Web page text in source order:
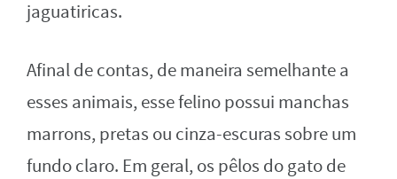
jaguatiricas.
Afinal de contas, de maneira semelhante a
esses animais, esse felino possui manchas
marrons, pretas ou cinza-escuras sobre um
fundo claro. Em geral, os pêlos do gato de